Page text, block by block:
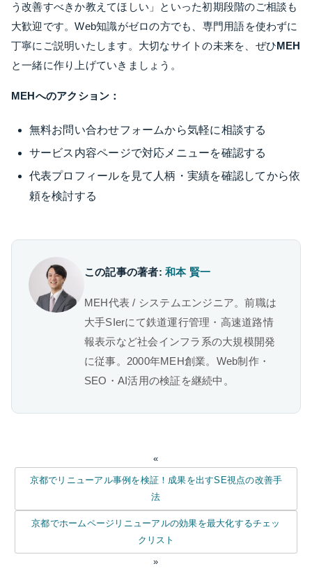
う改善すべきか教えてほしい」といった初期段階のご相談も
大歓迎です。Web知識がゼロの方でも、専門用語を使わずに
丁寧にご説明いたします。大切なサイトの未来を、ぜひMEH
と一緒に作り上げていきましょう。
MEHへのアクション：
無料お問い合わせフォームから気軽に相談する
サービス内容ページで対応メニューを確認する
代表プロフィールを見て人柄・実績を確認してから依
頼を検討する
この記事の著者:和本 賢一
MEH代表 / システムエンジニア。前職は
大手SIerにて鉄道運行管理・高速道路情
報表示など社会インフラ系の大規模開発
に従事。2000年MEH創業。Web制作・
SEO・AI活用の検証を継続中。
«
京都でリニューアル事例を検証！成果を出すSE視点の改善手
法
京都でホームページリニューアルの効果を最大化するチェッ
クリスト
»